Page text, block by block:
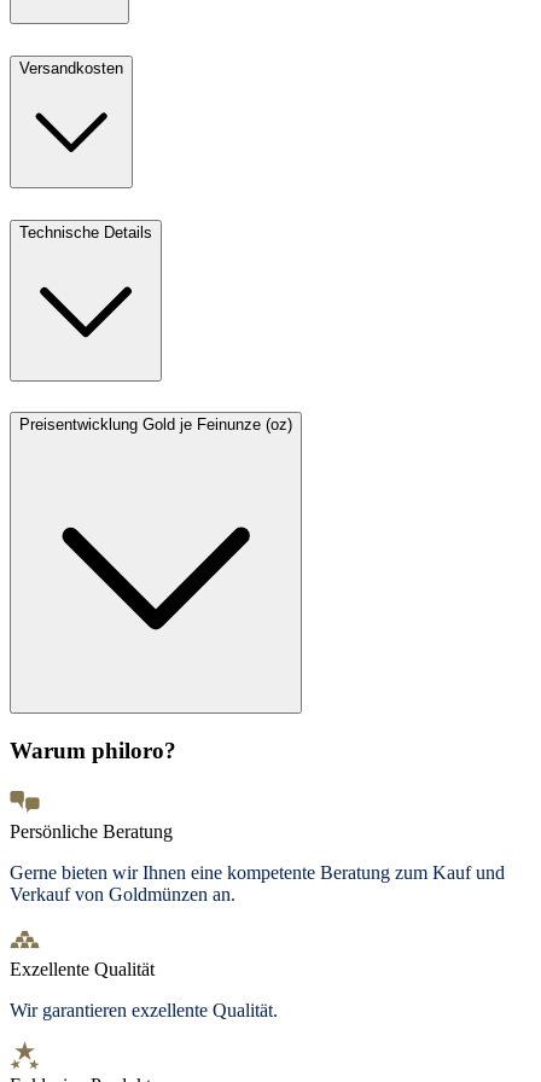
Versandkosten
Technische Details
Preisentwicklung Gold je Feinunze (oz)
Warum philoro?
Persönliche Beratung
Gerne bieten wir Ihnen eine kompetente Beratung zum Kauf und
Verkauf von Goldmünzen an.
Exzellente Qualität
Wir garantieren exzellente Qualität.